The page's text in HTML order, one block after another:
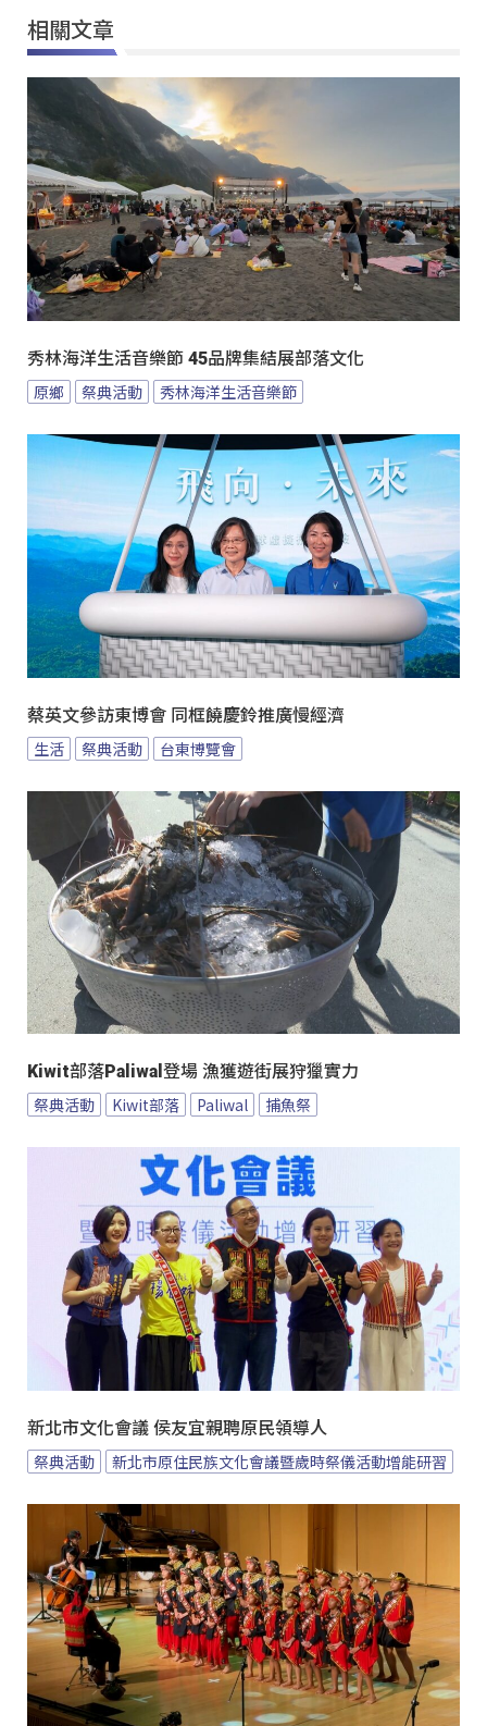
相關文章
秀林海洋生活音樂節 45品牌集結展部落文化
原鄉 祭典活動 秀林海洋生活音樂節
蔡英文參訪東博會 同框饒慶鈴推廣慢經濟
生活 祭典活動 台東博覽會
Kiwit部落Paliwal登場 漁獲遊街展狩獵實力
祭典活動 Kiwit部落 Paliwal 捕魚祭
新北市文化會議 侯友宜親聘原民領導人
祭典活動 新北市原住民族文化會議暨歲時祭儀活動增能研習